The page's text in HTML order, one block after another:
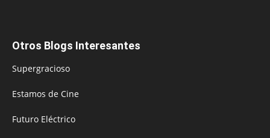
Otros Blogs Interesantes
Supergracioso
Estamos de Cine
Futuro Eléctrico